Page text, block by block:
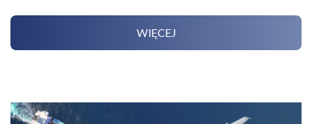
WIĘCEJ